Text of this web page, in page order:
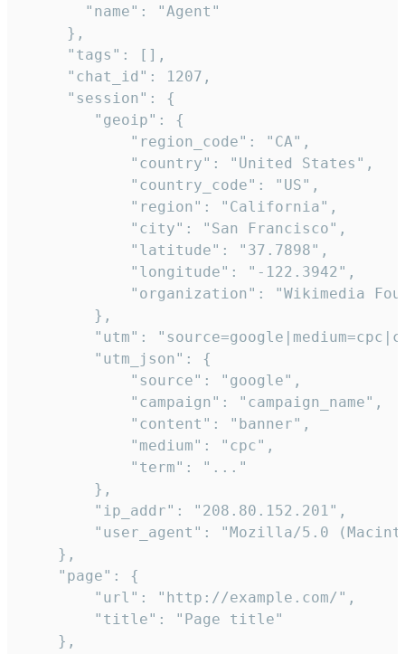
       "name": "Agent"
     },
     "tags": [],
     "chat_id": 1207,
     "session": {
        "geoip": {
            "region_code": "CA",
            "country": "United States",
            "country_code": "US",
            "region": "California",
            "city": "San Francisco",
            "latitude": "37.7898",
            "longitude": "-122.3942",
"organization": "Wikimedia
        },
"utm":
        "utm_json": {
            "source": "google",
            "campaign": "campaign_name",
            "content": "banner",
            "medium": "cpc",
            "term": "..."
        },
        "ip_addr": "208.80.152.201",
"user_agent": "Mozilla/5.0
    },
    "page": {
        "url": "http://example.com/",
        "title": "Page title"
    },